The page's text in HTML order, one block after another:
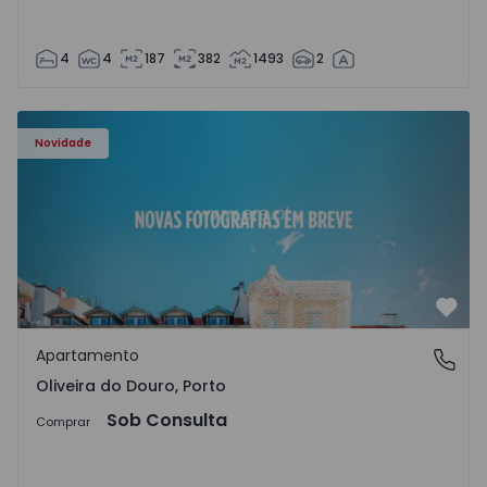
4 4 187 382 1493 2
Novidade
Apartamento T3 Vila Nova de Gaia, Oliveira do Douro -
Oliveira do Douro, Porto
Apartamento
Oliveira do Douro, Porto
Comprar Sob Consulta